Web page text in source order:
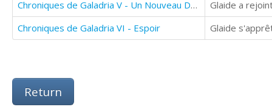
Chroniques de Galadria V - Un Nouveau Départ
Glaide a
Chroniques de Galadria VI - Espoir
Glaide
Return